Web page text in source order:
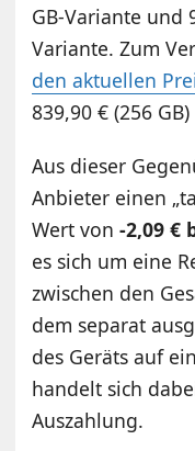
GB-Variante und
Variante. Zum
den aktuellen
839,90 € (256
Aus dieser
Anbieter einen
Wert von-2,09 €
es sich um eine
zwischen den
dem separat
des Geräts auf
handelt sich
Auszahlung.